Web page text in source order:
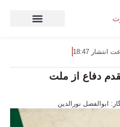
انتشار 18:47
دفاع از ملت
ابوالفضل نورالدین